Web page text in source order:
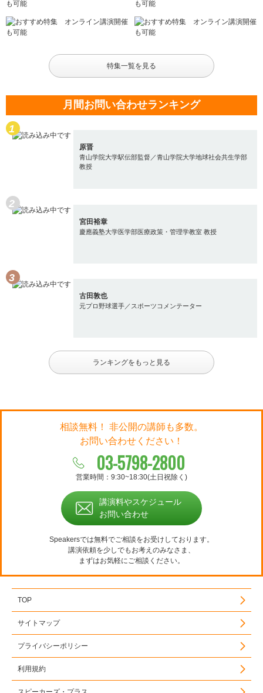
特集一覧を見る
月間お問い合わせランキング
原晋
青山学院大学駅伝部監督／青山学院大学地球社会共生学部
教授
宮田裕章
慶應義塾大学医学部医療政策・管理学教室 教授
古田敦也
元プロ野球選手／スポーツコメンテーター
ランキングをもっと見る
相談無料！ 非公開の講師も多数。
お問い合わせください！
03-5798-2800
営業時間：9:30~18:30(土日祝除く)
講演料やスケジュール
お問い合わせ
Speakersでは無料でご相談をお受けしております。
講演依頼を少しでもお考えのみなさま、
まずはお気軽にご相談ください。
TOP
サイトマップ
プライバシーポリシー
利用規約